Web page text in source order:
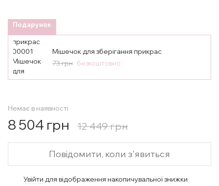
Подарунок
Мішечок для зберігання прикрас
73 грн безкоштовно
Немає в наявності
8 504 грн 12 449 грн
Повідомити, коли з'явиться
Увійти для відображення накопичувальної знижки